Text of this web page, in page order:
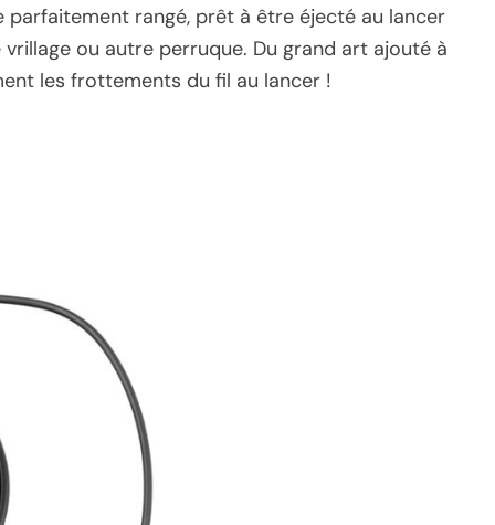
rangé, prêt à être éjecté au lancer
ou autre perruque. Du grand art ajouté à
les frottements du fil au lancer !